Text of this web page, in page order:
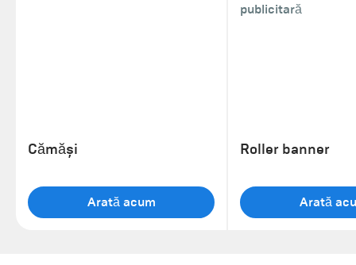
Cămăși
Arată acum
publicitară
Roller banner
Arată